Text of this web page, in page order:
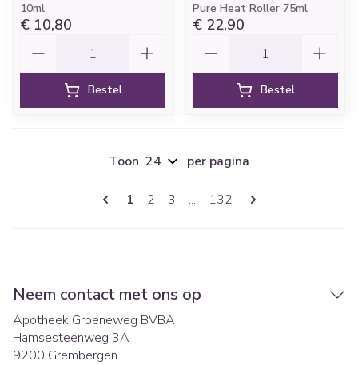
10ml
€ 10,80
Bestel
Pure Heat Roller 75ml
€ 22,90
Bestel
Pagina's
U lees momenteel pagina
1 Pagina
2 Pagina
3 ... Pagina
132
Toon per pagina
Neem contact met ons op
Apotheek Groeneweg BVBA
Hamsesteenweg 3A
9200 Grembergen